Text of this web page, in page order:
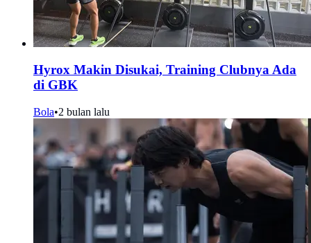
Hyrox Makin Disukai, Training Clubnya Ada
di GBK
Bola•2 bulan lalu